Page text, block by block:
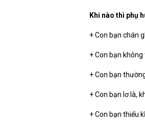
Khi nào thì phụ
+ Con bạn chán
+ Con bạn
+ Con bạn
+ Con bạn lơ là,
+ Con bạn thiếu